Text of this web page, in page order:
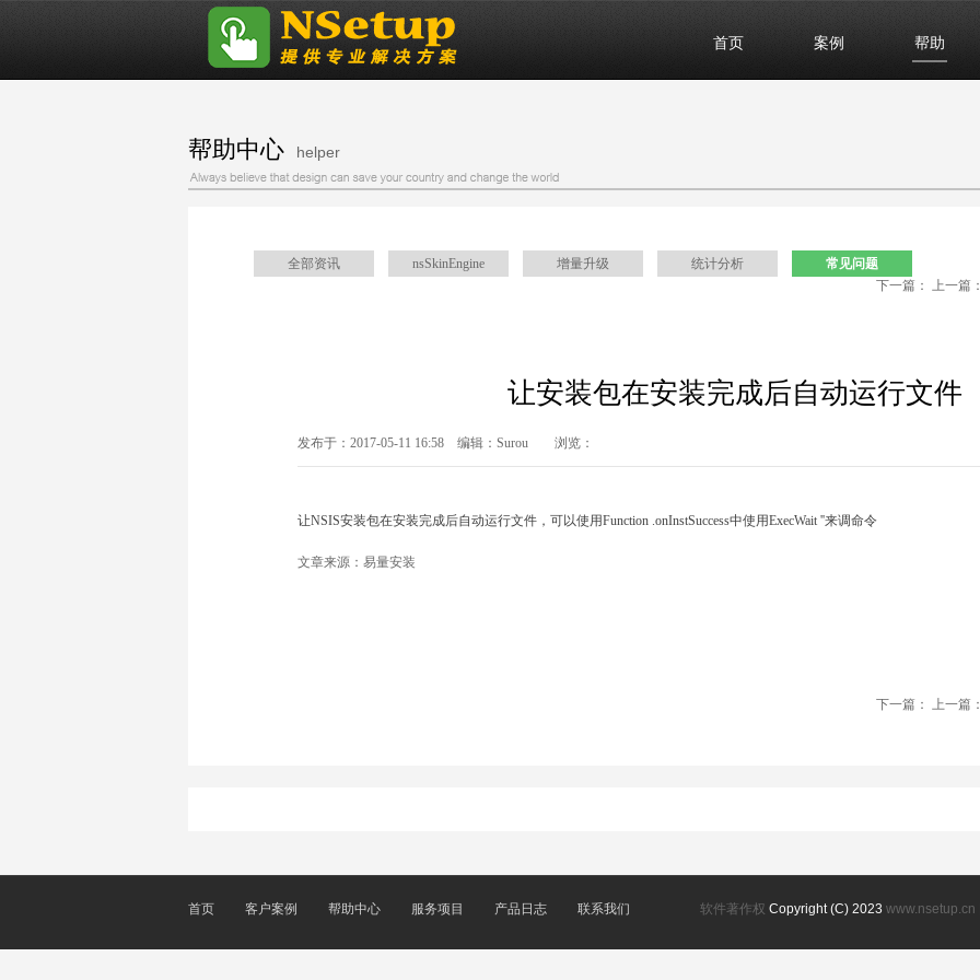
首页 案例 帮助
帮助中心 helper
全部资讯 nsSkinEngine 增量升级 统计分析
常见问题
下一篇： 上一篇：
让安装包在安装完成后自动运行文件
发布于：2017-05-11 16:58 编辑：Surou 浏览：
让NSIS安装包在安装完成后自动运行文件，可以使用Function .onInstSuccess中使用ExecWait ''来调命令
文章来源：易量安装
下一篇： 上一篇：
首页 客户案例 帮助中心 服务项目 产品日志 联系我们 软件著作权 Copyright (C) 2023 www.nsetup.cn